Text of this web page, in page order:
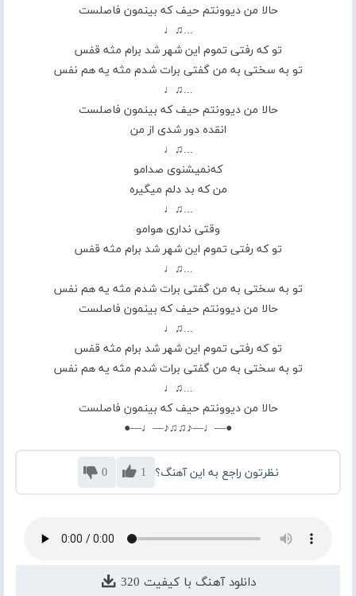
حالا من دیوونتم حیف که بینمون فاصلست
...♫♩
تو که رفتی تموم این شهر شد برام مثه قفس
تو به سختی به من‌ گفتی برات شدم مثه یه هم نفس
...♫♩
حالا من دیوونتم حیف که بینمون فاصلست
انقده دور شدی از من
...♫♩
که‌نمیشنوی صدامو
من که بد دلم ‌میگیره
...♫♩
وقتی نداری هوامو
تو که رفتی تموم این شهر شد برام مثه قفس
...♫♩
تو به سختی به من‌ گفتی برات شدم مثه یه هم نفس
حالا من دیوونتم حیف که بینمون فاصلست
...♫♩
تو که رفتی تموم این شهر شد برام مثه قفس
تو به سختی به من‌ گفتی برات شدم مثه یه هم نفس
...♫♩
حالا من دیوونتم حیف که بینمون فاصلست
●—♩—♪♫♫♪—♩—●
نظرتون راجع به این آهنگ؟ 1
0
دانلود آهنگ با کیفیت 320